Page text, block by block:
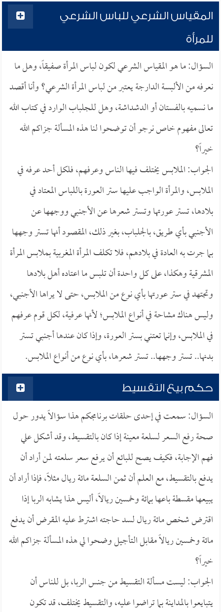
المقياس الشرعي للباس الشرعي
للمرأة
السؤال: ما هو المقياس الشرعي لكون لباس المرأة صفيقاً، وهل ما
نعرفه من الألبسة الدارجة يعتبر من لباس المرأة الشرعي؟ وأنا أقصد
ما نسميه بالفستان أو الدشداشة، وهل للجلباب الوارد في كتاب الله
تعالى مفهوم خاص نرجو أن توضحوا لنا هذه المسألة جزاكم الله
خيراً؟
الجواب: الملابس يختلف فيها الناس وعرفهم، فلكل أحد عرفه في
الملابس، والمرأة الواجب عليها ستر العورة باللباس المعتاد في
بلادها، تستر عورتها وتستر شعرها عن الأجنبي ووجهها عن
الأجنبي بأي طريق، بالجلباب، بغير ذلك، المقصود أنها تستر وجهها
بما جرت به العادة في بلادهم، فلا تكلف المرأة المغربية بملابس المرأة
المشرقية وهكذا، على كل واحدة أن تلبس ما اعتاده أهل بلادها
وتجتهد في ستر عورتها بأي نوع من الملابس، حتى لا يراها الأجنبي،
وليس هناك مشاحة في أنواع الملابس؛ لأنها عرفية، لكل قوم عرفهم
في الملابس، وإنما تعتني بستر العورة، وإذا كان عندها أجنبي تستر
بدنها.. تستر وجهها.. تستر شعرها، بأي نوع من أنواع الملابس.
حكم بيع التقسيط
السؤال: سمعت في إحدى حلقات برنامجكم هذا سؤالاً يدور حول
صحة رفع السعر لسلعة معينة إذا كان بالتقسيط، وقد أشكل علي
فهم الإجابة، فكيف يصح للبائع أن يرفع سعر سلعته لمن أراد أن
يدفع بالتقسيط، مع العلم أن ثمن السلعة مائة ريال مثلاً، فإذا أراد أن
يبيعها مقسطة باعها بمائة وخمسين ريالاً، أليس هذا يشابه الربا إذا
اقترض شخص مائة ريال لسد حاجته اشترط عليه المقرض أن يدفع
مائة وخمسين ريالاً مقابل التأجيل وضحوا لي هذه المسألة جزاكم الله
خيراً؟
الجواب: ليست مسألة التقسيط من جنس الربا، بل للناس أن
يتبايعوا بالمداينة بما تراضوا عليه، والتقسيط يختلف، قد تكون